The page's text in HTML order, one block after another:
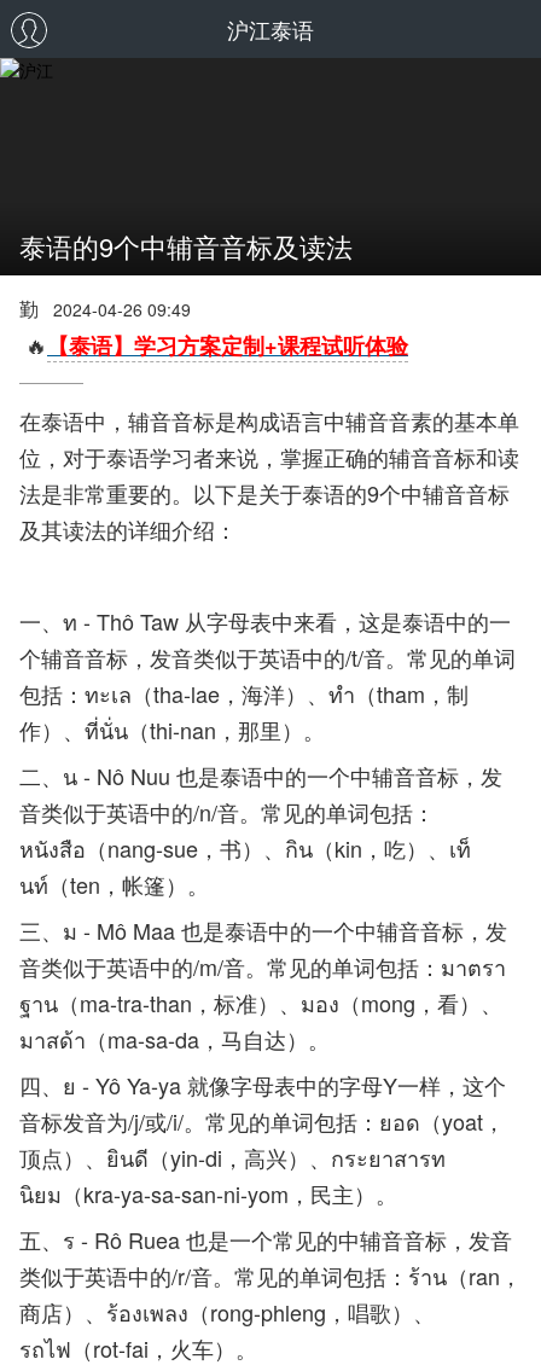
沪江泰语
泰语的9个中辅音音标及读法
勤 2024-04-26 09:49
🔥 【泰语】学习方案定制+课程试听体验
在泰语中，辅音音标是构成语言中辅音音素的基本单
位，对于泰语学习者来说，掌握正确的辅音音标和读
法是非常重要的。以下是关于泰语的9个中辅音音标
及其读法的详细介绍：
一、ท - Thô Taw 从字母表中来看，这是泰语中的一
个辅音音标，发音类似于英语中的/t/音。常见的单词
包括：ทะเล（tha-lae，海洋）、ทำ（tham，制
作）、ที่นั่น（thi-nan，那里）。
二、น - Nô Nuu 也是泰语中的一个中辅音音标，发
音类似于英语中的/n/音。常见的单词包括：
หนังสือ（nang-sue，书）、กิน（kin，吃）、เท็
นท์（ten，帐篷）。
三、ม - Mô Maa 也是泰语中的一个中辅音音标，发
音类似于英语中的/m/音。常见的单词包括：มาตรา
ฐาน（ma-tra-than，标准）、มอง（mong，看）、
มาสด้า（ma-sa-da，马自达）。
四、ย - Yô Ya-ya 就像字母表中的字母Y一样，这个
音标发音为/j/或/i/。常见的单词包括：ยอด（yoat，
顶点）、ยินดี（yin-di，高兴）、กระยาสารท
นิยม（kra-ya-sa-san-ni-yom，民主）。
五、ร - Rô Ruea 也是一个常见的中辅音音标，发音
类似于英语中的/r/音。常见的单词包括：ร้าน（ran，
商店）、ร้องเพลง（rong-phleng，唱歌）、
รถไฟ（rot-fai，火车）。